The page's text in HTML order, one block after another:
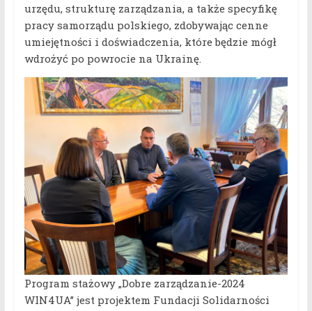
urzędu, strukturę zarządzania, a także specyfikę
pracy samorządu polskiego, zdobywając cenne
umiejętności i doświadczenia, które będzie mógł
wdrożyć po powrocie na Ukrainę.
Program stażowy „Dobre zarządzanie-2024
WIN4UA” jest projektem Fundacji Solidarności